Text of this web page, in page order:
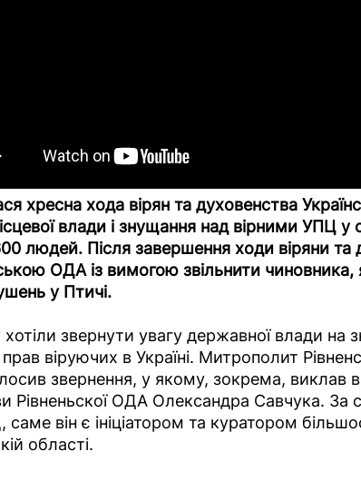
хресна хода вірян та духовенства
влади і знущання над вірними УПЦ у
людей. Після завершення ходи віряни
ОДА із вимогою звільнити
у Птичі.
хотіли звернути увагу державної влади на
віруючих в Україні. Митрополит
звернення, у якому, зокрема, виклав
Рівненьскої ОДА Олександра Савчука. За
він є ініціатором та куратором
області.